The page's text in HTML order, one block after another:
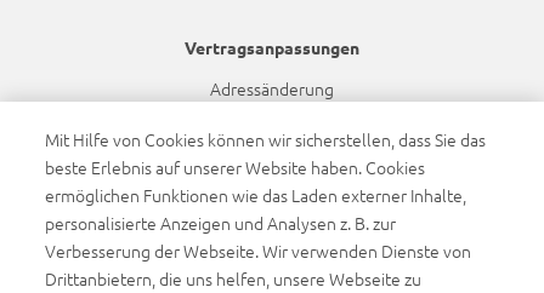
Vertragsanpassungen
Adressänderung
Bankdatenänderung
Namensänderung
Dynamikanpassung
Barrierefreiheit
Mit Hilfe von Cookies können wir sicherstellen, dass Sie das
beste Erlebnis auf unserer Website haben. Cookies
ermöglichen Funktionen wie das Laden externer Inhalte,
personalisierte Anzeigen und Analysen z. B. zur
Verbesserung der Webseite. Wir verwenden Dienste von
Drittanbietern, die uns helfen, unsere Webseite zu